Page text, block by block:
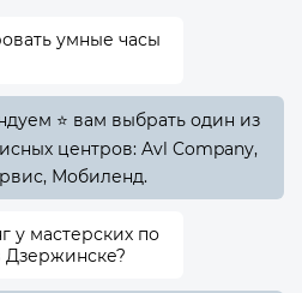
умные часы
⭐ вам выбрать один из
центров: Avl Company,
Мобиленд.
у мастерских по
Дзержинске?